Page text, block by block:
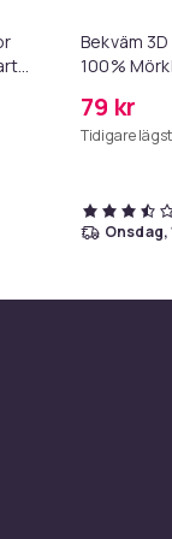
Bekväm
100%
79 kr
Tidigare